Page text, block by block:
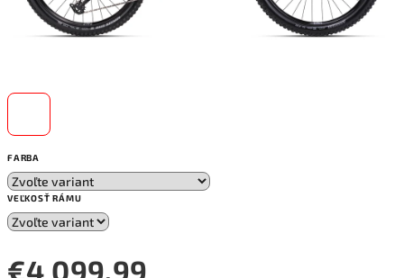
FARBA
VEĽKOSŤ RÁMU
€4 099,99